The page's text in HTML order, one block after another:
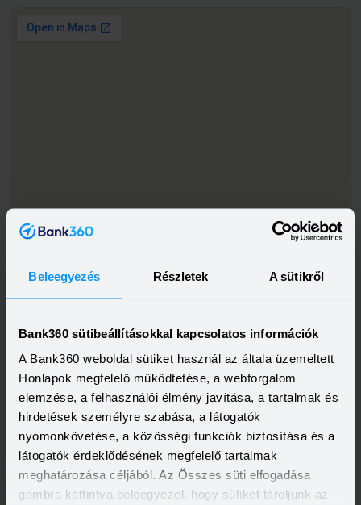
Beleegyezés Részletek A sütikről
Bank360 sütibeállításokkal kapcsolatos információk
A Bank360 weboldal sütiket használ az általa üzemeltett
Honlapok megfelelő működtetése, a webforgalom
elemzése, a felhasználói élmény javítása, a tartalmak és
hirdetések személyre szabása, a látogatók
nyomonkövetése, a közösségi funkciók biztosítása és a
látogatók érdeklődésének megfelelő tartalmak
meghatározása céljából. Az Összes süti elfogadása
gombra kattintva beleegyezel, hogy sütiket tároljunk az